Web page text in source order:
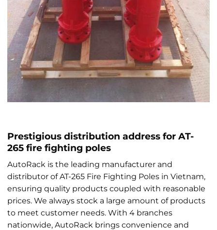
Prestigious distribution address for AT-
265 fire fighting poles
AutoRack is the leading manufacturer and
distributor of AT-265 Fire Fighting Poles in Vietnam,
ensuring quality products coupled with reasonable
prices. We always stock a large amount of products
to meet customer needs. With 4 branches
nationwide, AutoRack brings convenience and